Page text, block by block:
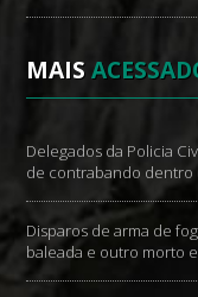
MAIS
Delegados da Policia
de contrabando dentro
Disparos de arma de
baleada e outro morto